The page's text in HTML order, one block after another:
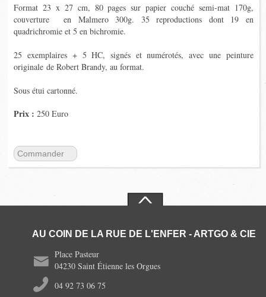
Format 23 x 27 cm, 80 pages sur papier couché semi-mat 170g,
couverture en Malmero300g. 35 reproductions dont 19 en
quadrichromie et 5 en bichromie.
25 exemplaires +5 HC, signés et numérotés, avec une peinture
originale deRobert Brandy, au format.
Sous étui cartonné.
Prix :250 Euro
Commander
AU COIN DE LA RUE DE L'ENFER - ARTGO & CIE
Place Pasteur
04230 Saint Étienne les Orgues
04 92 73 06 75